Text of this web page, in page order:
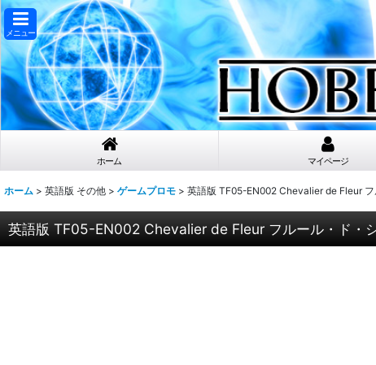
メニュー
ホーム マイページ
ホーム > 英語版 その他 > ゲームプロモ > 英語版 TF05-EN002 Chevalier de Fleur
英語版 TF05-EN002 Chevalier de Fleur フルール・ド・